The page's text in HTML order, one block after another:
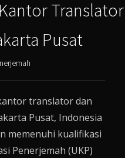
Translator
Pusat
translator dan
Pusat, Indonesia
memenuhi kualifikasi
Penerjemah (UKP)